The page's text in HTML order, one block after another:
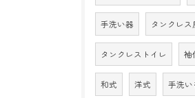
手洗い器 タンクレス
タンクレストイレ 袖
和式 洋式 手洗い